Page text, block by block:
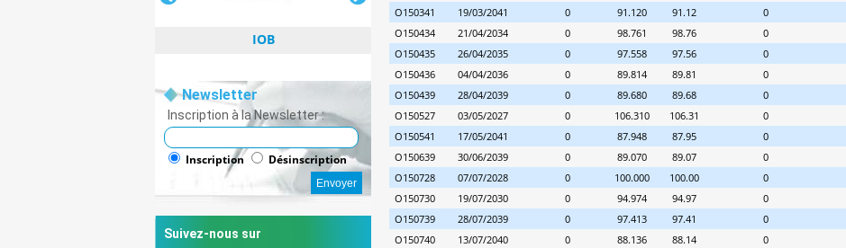
IOB
IOB
Newsletter
Inscription à la Newsletter :
Inscription Désinscription
Suivez-nous sur
O150341
19/03/2041 0 91.120 91.12 0
O150434
21/04/2034 0 98.761 98.76 0
O150435
26/04/2035 0 97.558 97.56 0
O150436
04/04/2036 0 89.814 89.81 0
O150439
28/04/2039 0 89.680 89.68 0
O150527
03/05/2027 0 106.310 106.31 0
O150541
17/05/2041 0 87.948 87.95 0
O150639
30/06/2039 0 89.070 89.07 0
O150728
07/07/2028 0 100.000 100.00 0
O150730
19/07/2030 0 94.974 94.97 0
O150739
28/07/2039 0 97.413 97.41 0
O150740
13/07/2040 0 88.136 88.14 0